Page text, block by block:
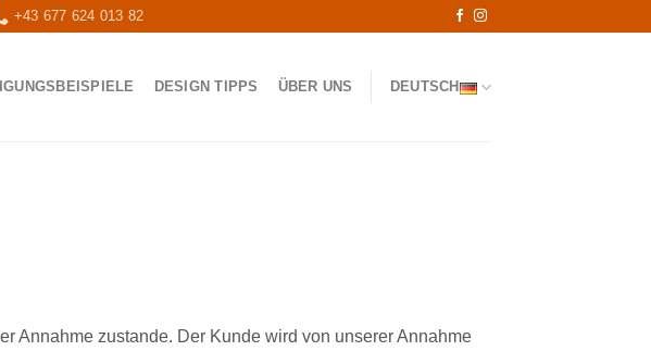
+43 677 624 013 82
DESIGN TIPPS ÜBER UNS DEUTSCH
Annahme zustande. Der Kunde wird von unserer Annahme